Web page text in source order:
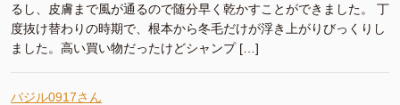
るし、皮膚まで風が通るので随分早く乾かすことができました。 丁
度抜け替わりの時期で、根本から冬毛だけが浮き上がりびっくりし
ました。高い買い物だったけどシャンプ […]
バジル0917さん